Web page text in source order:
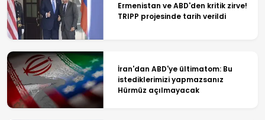
Ermenistan ve ABD'den kritik zirve!
TRIPP projesinde tarih verildi
İran'dan ABD'ye ültimatom: Bu
istediklerimizi yapmazsanız
Hürmüz açılmayacak